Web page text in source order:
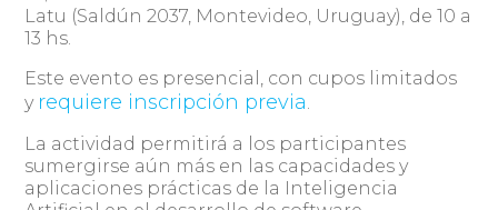
Latu (Saldún 2037, Montevideo, Uruguay), de 10 a
13 hs.
Este evento es presencial, con cupos limitados
y requiere inscripción previa
La actividad permitirá a los participantes
sumergirse aún más en las capacidades y
aplicaciones prácticas de la Inteligencia